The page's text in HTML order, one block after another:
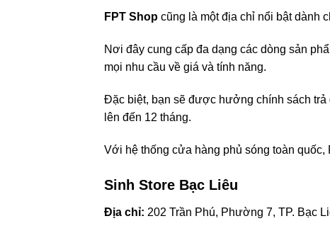
FPT Shop cũng là một địa chỉ nổi bật dành
Nơi đây cung cấp đa dạng các dòng sản
mọi nhu cầu về giá và tính năng.
Đặc biệt, bạn sẽ được hưởng chính sách trả
lên đến 12 tháng.
Với hệ thống cửa hàng phủ sóng toàn quốc,
Sinh Store Bạc Liêu
Địa chỉ: 202 Trần Phú, Phường 7, TP. Bạc